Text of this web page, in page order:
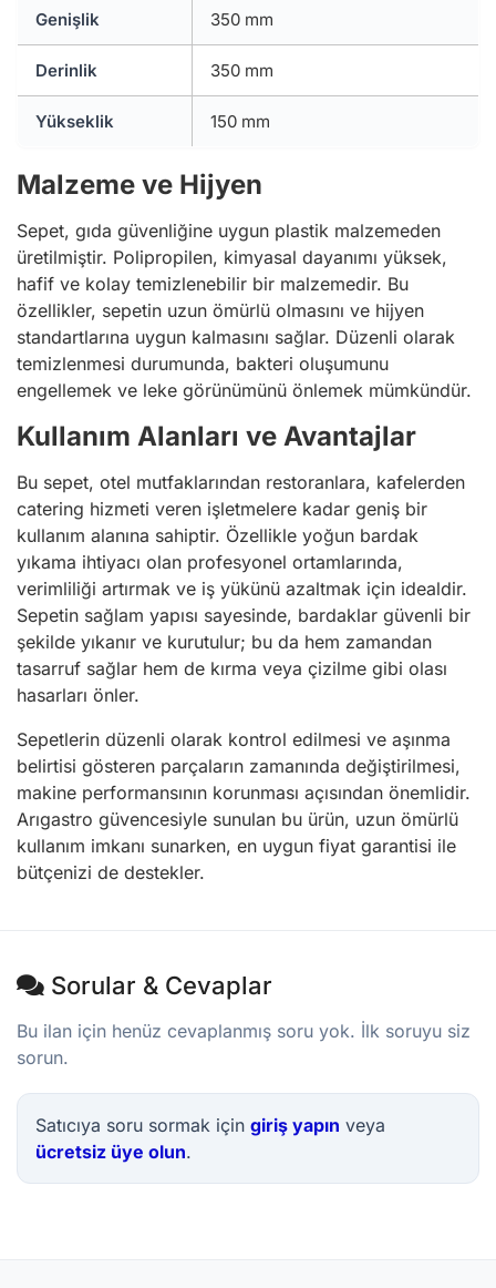
Genişlik 350 mm
Derinlik 350 mm
Yükseklik 150 mm
Malzeme ve Hijyen
Sepet, gıda güvenliğine uygun plastik malzemeden
üretilmiştir. Polipropilen, kimyasal dayanımı yüksek,
hafif ve kolay temizlenebilir bir malzemedir. Bu
özellikler, sepetin uzun ömürlü olmasını ve hijyen
standartlarına uygun kalmasını sağlar. Düzenli olarak
temizlenmesi durumunda, bakteri oluşumunu
engellemek ve leke görünümünü önlemek mümkündür.
Kullanım Alanları ve Avantajlar
Bu sepet, otel mutfaklarından restoranlara, kafelerden
catering hizmeti veren işletmelere kadar geniş bir
kullanım alanına sahiptir. Özellikle yoğun bardak
yıkama ihtiyacı olan profesyonel ortamlarında,
verimliliği artırmak ve iş yükünü azaltmak için idealdir.
Sepetin sağlam yapısı sayesinde, bardaklar güvenli bir
şekilde yıkanır ve kurutulur; bu da hem zamandan
tasarruf sağlar hem de kırma veya çizilme gibi olası
hasarları önler.
Sepetlerin düzenli olarak kontrol edilmesi ve aşınma
belirtisi gösteren parçaların zamanında değiştirilmesi,
makine performansının korunması açısından önemlidir.
Arıgastro güvencesiyle sunulan bu ürün, uzun ömürlü
kullanım imkanı sunarken, en uygun fiyat garantisi ile
bütçenizi de destekler.
Sorular & Cevaplar
Bu ilan için henüz cevaplanmış soru yok. İlk soruyu siz
sorun.
Satıcıya soru sormak için giriş yapın veya
ücretsiz üye olun.